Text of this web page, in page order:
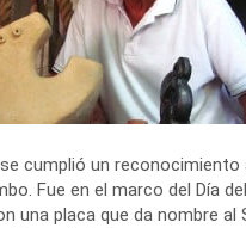
cumplió un
Fue en el marco del Día
una placa que da nombre al